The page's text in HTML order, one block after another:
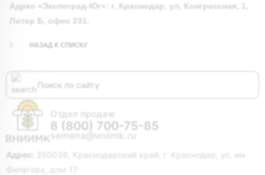
Адрес «Экспоград-Юг»: г. Краснодар, ул. Конгрессная, 1,
Литер Б, офис 231.
НАЗАД К СПИСКУ
Отдел продаж
8 (800) 700-75-85
semena@vniimk.ru
Адрес:
350038, Краснодарский край, г. Краснодар, ул. им.
Филатова, дом 17